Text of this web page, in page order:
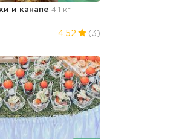
и канапе4.1 кг
4.52 (3)